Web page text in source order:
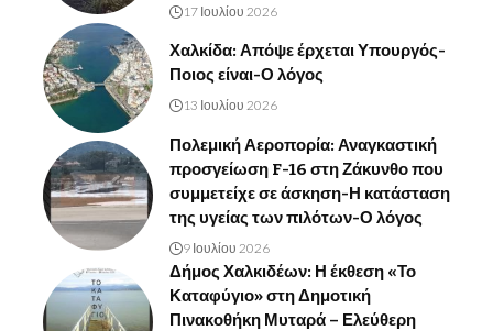
17 Ιουλίου 2026
Χαλκίδα: Απόψε έρχεται Υπουργός-
Ποιος είναι-Ο λόγος
13 Ιουλίου 2026
Πολεμική Αεροπορία: Αναγκαστική
προσγείωση F-16 στη Ζάκυνθο που
συμμετείχε σε άσκηση-Η κατάσταση
της υγείας των πιλότων-Ο λόγος
9 Ιουλίου 2026
Δήμος Χαλκιδέων: Η έκθεση «Το
Καταφύγιο» στη Δημοτική
Πινακοθήκη Μυταρά – Ελεύθερη